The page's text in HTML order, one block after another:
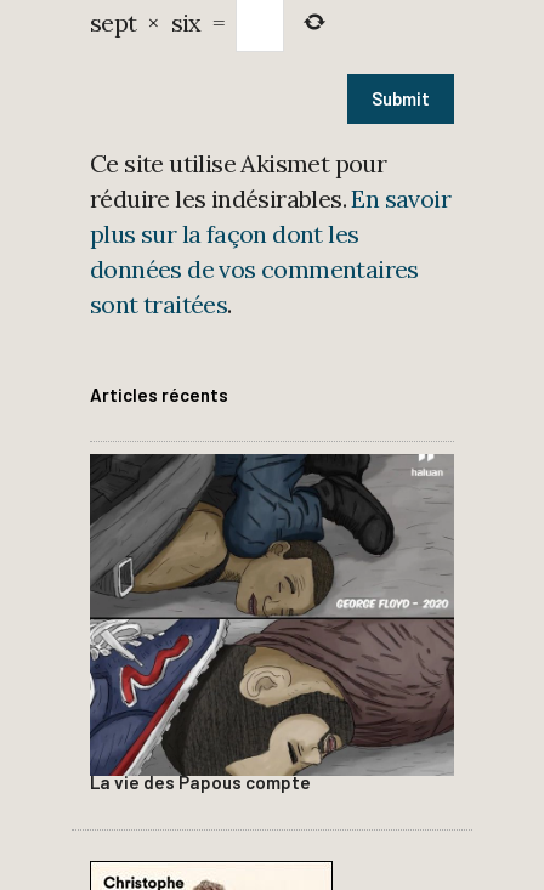
sept × six =
Ce site utilise Akismet pour
réduire les indésirables.En savoir
plus sur la façon dont les
données de vos commentaires
sont traitées.
Articles récents
La vie des Papous compte